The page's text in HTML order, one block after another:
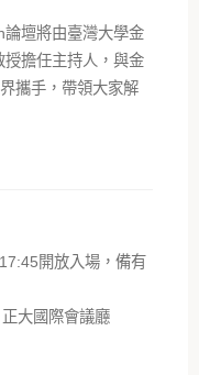
壇將由臺灣大學金
擔任主持人，與金
攜手，帶領大家解
開放入場，備有
大國際會議廳